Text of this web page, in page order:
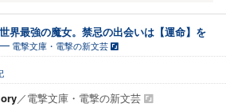
界最強の魔女。禁忌の出会いは【運命】を
電撃文庫・電撃の新文芸
／電撃文庫・電撃の新文芸